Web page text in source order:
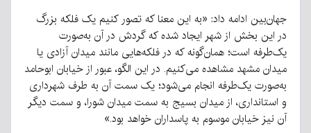
جهان‌بین ادامه داد: «به این معنا که تصور کنیم یک فلکه بزرگ
در این بخش از شهر ایجاد شده که گردش در آن به‌صورت
یک‌طرفه است؛ همان‌گونه که در فلکه‌هایی مانند میدان آزادی یا
میدان مشهد مشاهده می‌کنیم. در این الگو، عبور از خیابان ابوحامد
به‌صورت یک‌طرفه انجام می‌شود؛ یک سمت آن به طرف شهرداری
و استانداری، از میدان بسیج به سمت میدان شورا، و سمت دیگر
آن نیز خیابان موسوم به پاسداران خواهد بود.»